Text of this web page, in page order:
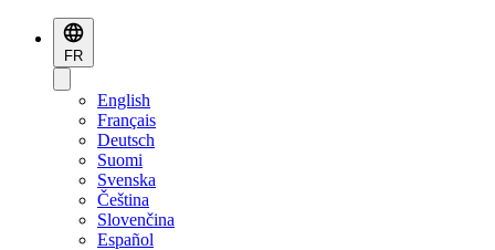
FR
English
Français
Deutsch
Suomi
Svenska
Čeština
Slovenčina
Español